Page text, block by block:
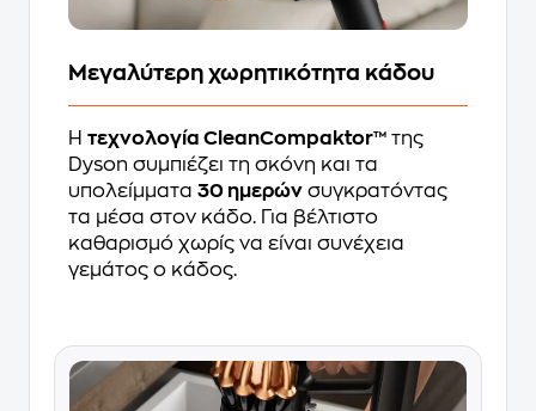
Μεγαλύτερη χωρητικότητα κάδου
Η τεχνολογία CleanCompaktor™ της
Dyson συμπιέζει τη σκόνη και τα
υπολείμματα 30 ημερών συγκρατόντας
τα μέσα στον κάδο. Για βέλτιστο
καθαρισμό χωρίς να είναι συνέχεια
γεμάτος ο κάδος.